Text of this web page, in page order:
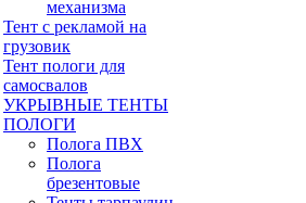
механизма
Тент с рекламой на
грузовик
Тент пологи для
самосвалов
УКРЫВНЫЕ ТЕНТЫ
ПОЛОГИ
Полога ПВХ
Полога
брезентовые